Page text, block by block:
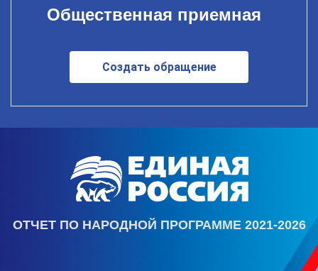
Общественная приемная
Создать обращение
ОТЧЕТ ПО НАРОДНОЙ ПРОГРАММЕ 2021-2026